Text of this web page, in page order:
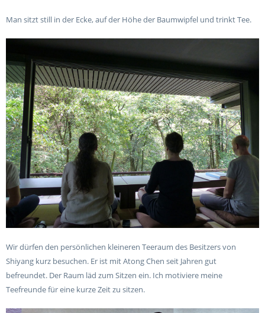
Man sitzt still in der Ecke, auf der Höhe der Baumwipfel und trinkt Tee.
Wir dürfen den persönlichen kleineren Teeraum des Besitzers von
Shiyang kurz besuchen. Er ist mit Atong Chen seit Jahren gut
befreundet. Der Raum läd zum Sitzen ein. Ich motiviere meine
Teefreunde für eine kurze Zeit zu sitzen.